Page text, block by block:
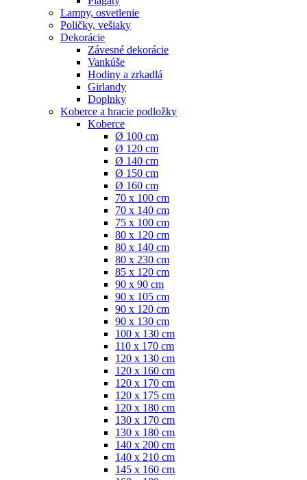
Lampy, osvetlenie
Poličky, vešiaky
Dekorácie
Závesné dekorácie
Vankúše
Hodiny a zrkadlá
Girlandy
Doplnky
Koberce a hracie podložky
Koberce
Ø 100 cm
Ø 120 cm
Ø 140 cm
Ø 150 cm
Ø 160 cm
70 x 100 cm
70 x 140 cm
75 x 100 cm
80 x 120 cm
80 x 140 cm
80 x 230 cm
85 x 120 cm
90 x 90 cm
90 x 105 cm
90 x 120 cm
90 x 130 cm
100 x 130 cm
110 x 170 cm
120 x 130 cm
120 x 160 cm
120 x 170 cm
120 x 175 cm
120 x 180 cm
130 x 170 cm
130 x 180 cm
140 x 200 cm
140 x 210 cm
145 x 160 cm